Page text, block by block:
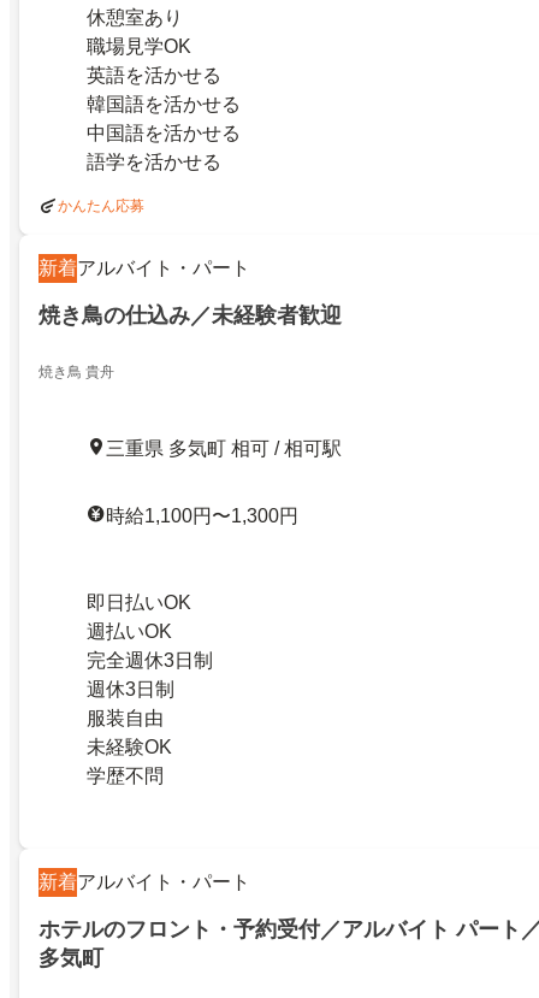
休憩室あり
職場見学OK
英語を活かせる
韓国語を活かせる
中国語を活かせる
語学を活かせる
かんたん応募
新着アルバイト・パート
焼き鳥の仕込み／未経験者歓迎
焼き鳥 貴舟
三重県 多気町 相可 / 相可駅
時給1,100円〜1,300円
即日払いOK
週払いOK
完全週休3日制
週休3日制
服装自由
未経験OK
学歴不問
新着アルバイト・パート
ホテルのフロント・予約受付／アルバイト パート
多気町